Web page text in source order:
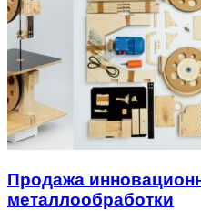
Продажа
металлообработки